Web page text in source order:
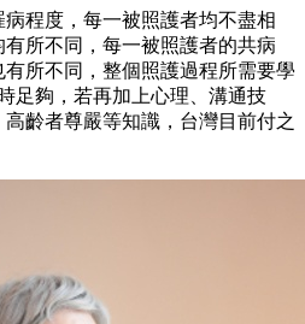
程度，每一被照護者均不盡相
所不同，每一被照護者的共病
有所不同，整個照護過程所需要學
足夠，若再加上心理、溝通技
齡者尊嚴等知識，台灣目前付之